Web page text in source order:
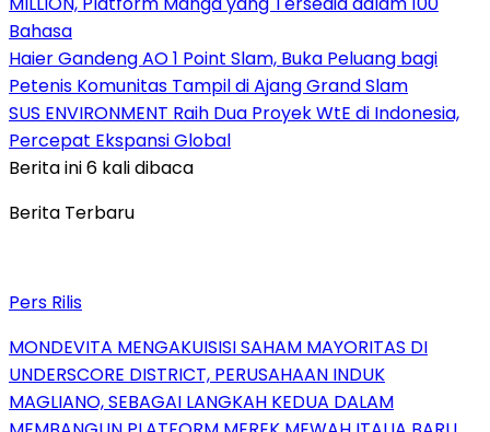
Bahasa
Haier Gandeng AO 1 Point Slam, Buka Peluang bagi
Petenis Komunitas Tampil di Ajang Grand Slam
SUS ENVIRONMENT Raih Dua Proyek WtE di Indonesia,
Percepat Ekspansi Global
Berita ini 6 kali dibaca
Berita Terbaru
Pers Rilis
MONDEVITA MENGAKUISISI SAHAM MAYORITAS DI
UNDERSCORE DISTRICT, PERUSAHAAN INDUK
MAGLIANO, SEBAGAI LANGKAH KEDUA DALAM